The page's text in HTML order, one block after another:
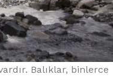
Balıklar, binlerce